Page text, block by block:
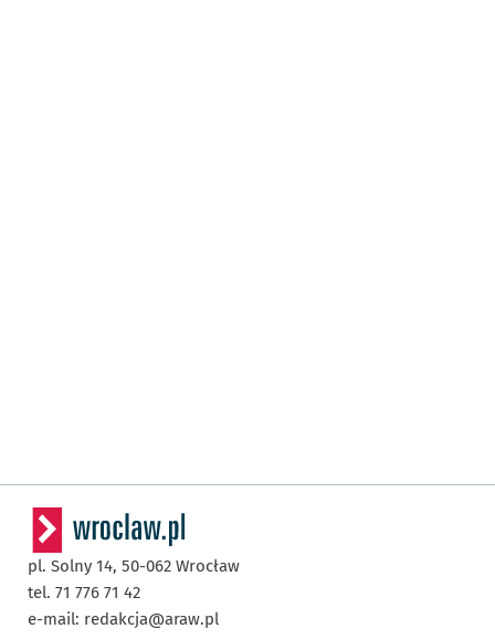
pl. Solny 14, 50-062 Wrocław
tel. 71 776 71 42
e-mail: redakcja@araw.pl